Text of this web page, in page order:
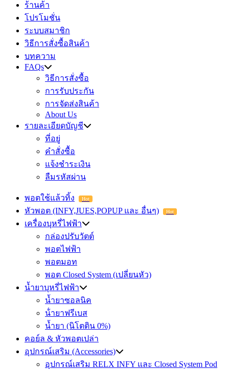
ร้านค้า
โปรโมชั่น
ระบบสมาชิก
วิธีการสั่งซื้อสินค้า
บทความ
FAQs
วิธีการสั่งซื้อ
การรับประกัน
การจัดส่งสินค้า
About Us
รายละเอียดบัญชี
ที่อยู่
คำสั่งซื้อ
แจ้งชำระเงิน
ลืมรหัสผ่าน
พอตใช้แล้วทิ้ง Hot
หัวพอต (INFY,JUES,POPUP และ อื่นๆ) Hot
เครื่องบุหรี่ไฟฟ้า
กล่องปรับวัตต์
พอตไฟฟ้า
พอตมอท
พอต Closed System (เปลี่ยนหัว)
น้ำยาบุหรี่ไฟฟ้า
น้ำยาซอลนิค
น้ํายาฟรีเบส
น้ำยา (นิโตติน 0%)
คอย์ล & หัวพอตเปล่า
อุปกรณ์เสริม (Accessories)
อุปกรณ์เสริม RELX INFY และ Closed System Pod